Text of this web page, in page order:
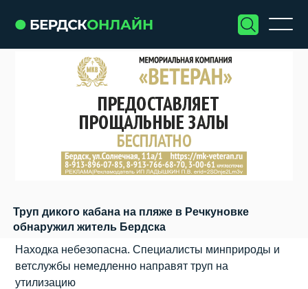
Труп дикого кабана на пляже в Речкуновке
обнаружил житель Бердска
Находка небезопасна. Специалисты минприроды и
ветслужбы немедленно направят труп на
утилизацию